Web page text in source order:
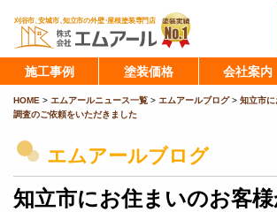
施工事例 塗装価格 会社案内
HOME > エムアールニュース一覧 > エムアールブログ> 知立市
調査のご依頼をいただきました
エムアールブログ
知立市にお住まいのお客